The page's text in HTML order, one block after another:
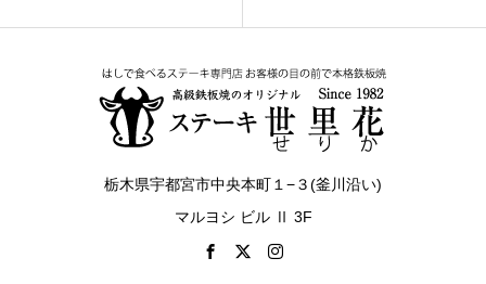
栃木県宇都宮市中央本町１−３(釜川沿い)
マルヨシ ビル Ⅱ 3F